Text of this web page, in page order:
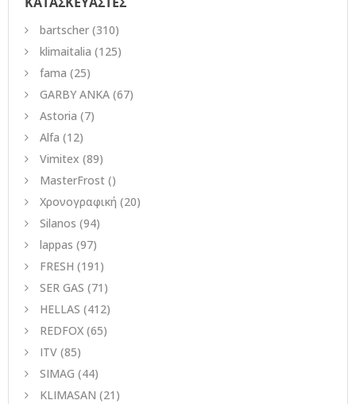
bartscher (310)
klimaitalia (125)
fama (25)
GARBY ANKA (67)
Astoria (7)
Alfa (12)
Vimitex (89)
MasterFrost ()
Χρονογραφική (20)
Silanos (94)
lappas (97)
FRESH (191)
SER GAS (71)
HELLAS (412)
REDFOX (65)
ITV (85)
SIMAG (44)
KLIMASAN (21)